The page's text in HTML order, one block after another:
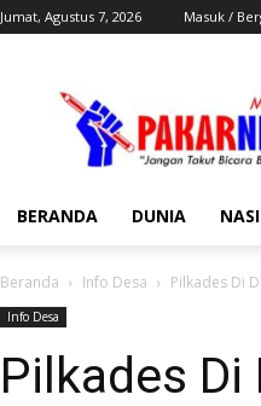
Jumat, Agustus 7, 2026 Masuk /
BERANDA DUNIA
Beranda Info Desa Pilkades Di
Info Desa
Pilkades Di